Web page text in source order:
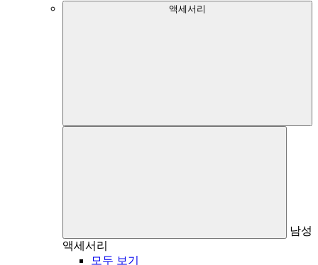
액세서리
남성
액세서리
모두 보기